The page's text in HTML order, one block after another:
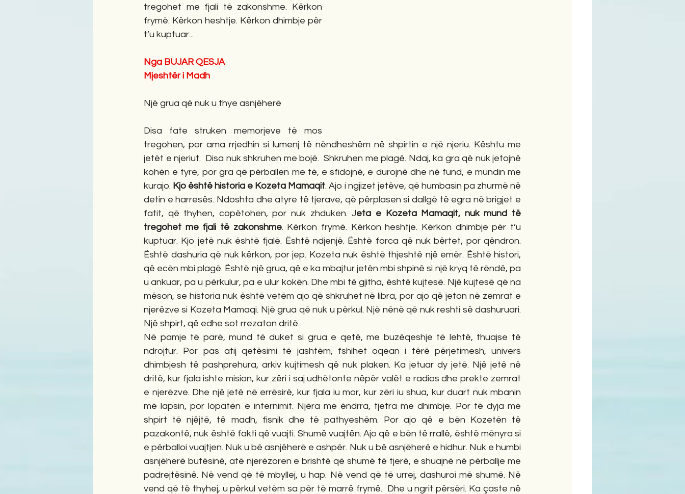
tregohet me fjali të zakonshme. Kërkon
frymë. Kërkon heshtje. Kërkon dhimbje për
t’u kuptuar...
Nga BUJAR QESJA
Mjeshtër i Madh
Një grua që nuk u thye asnjëherë
Disa fate struken memorjeve të mos
tregohen, por ama rrjedhin si lumenj të nëndheshëm në shpirtin e një njeriu. Kështu me
jetët e njeriut.  Disa nuk shkruhen me bojë.  Shkruhen me plagë. Ndaj, ka gra që nuk jetojnë
kohën e tyre, por gra që përballen me të, e sfidojnë, e durojnë dhe në fund, e mundin me
kurajo. Kjo është historia e Kozeta Mamaqit. Ajo i ngjizet jetëve, që humbasin pa zhurmë në
detin e harresës. Ndoshta dhe atyre të tjerave, që përplasen si dallgë të egra në brigjet e
fatit, që thyhen, copëtohen, por nuk zhduken. Jeta e Kozeta Mamaqit, nuk mund të
tregohet me fjali të zakonshme. Kërkon frymë. Kërkon heshtje. Kërkon dhimbje për t’u
kuptuar. Kjo jetë nuk është fjalë. Është ndjenjë. Është forca që nuk bërtet, por qëndron.
Është dashuria që nuk kërkon, por jep. Kozeta nuk është thjeshtë një emër. Është histori,
që ecën mbi plagë. Është një grua, që e ka mbajtur jetën mbi shpinë si një kryq të rëndë, pa
u ankuar, pa u përkulur, pa e ulur kokën. Dhe mbi të gjitha, është kujtesë. Një kujtesë që na
mëson, se historia nuk është vetëm ajo që shkruhet në libra, por ajo që jeton në zemrat e
njerëzve si Kozeta Mamaqi. Një grua që nuk u përkul. Një nënë që nuk reshti së dashuruari.
Një shpirt, që edhe sot rrezaton dritë.
Në pamje të parë, mund të duket si grua e qetë, me buzëqeshje të lehtë, thuajse të
ndrojtur. Por pas atij qetësimi të jashtëm, fshihet oqean i tërë përjetimesh, univers
dhimbjesh të pashprehura, arkiv kujtimesh që nuk plaken. Ka jetuar dy jetë. Një jetë në
dritë, kur fjala ishte mision, kur zëri i saj udhëtonte nëpër valët e radios dhe prekte zemrat
e njerëzve. Dhe një jetë në errësirë, kur fjala iu mor, kur zëri iu shua, kur duart nuk mbanin
më lapsin, por lopatën e internimit. Njëra me ëndrra, tjetra me dhimbje. Por të dyja me
shpirt të njëjtë, të madh, fisnik dhe të pathyeshëm. Por ajo që e bën Kozetën të
pazakontë, nuk është fakti që vuajti. Shumë vuajtën. Ajo që e bën të rrallë, është mënyra si
e përballoi vuajtjen. Nuk u bë asnjëherë e ashpër. Nuk u bë asnjëherë e hidhur. Nuk e humbi
asnjëherë butësinë, atë njerëzoren e brishtë që shumë të tjerë, e shuajnë në përballje me
padrejtësinë. Në vend që të mbyllej, u hap. Në vend që të urrej, dashuroi më shumë. Në
vend që të thyhej, u përkul vetëm sa për të marrë frymë.  Dhe u ngrit përsëri. Ka çaste në